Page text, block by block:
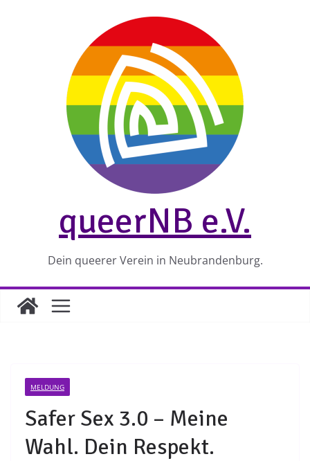
queerNB e.V.
Dein queerer Verein in Neubrandenburg.
MELDUNG
Safer Sex 3.0 – Meine
Wahl. Dein Respekt.